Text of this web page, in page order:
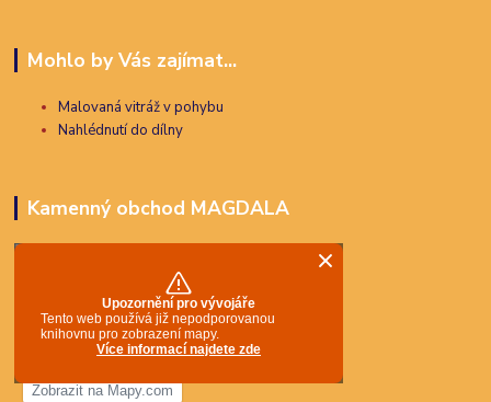
Mohlo by Vás zajímat...
Malovaná vitráž v pohybu
Nahlédnutí do dílny
Kamenný obchod MAGDALA